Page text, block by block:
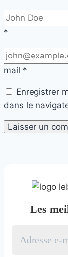
*
mail *
Enregistrer
dans le
Les